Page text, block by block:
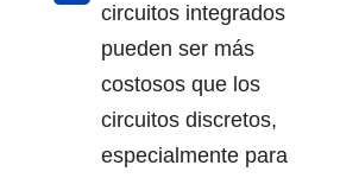
circuitos integrados
pueden ser más
costosos que los
circuitos discretos,
especialmente para